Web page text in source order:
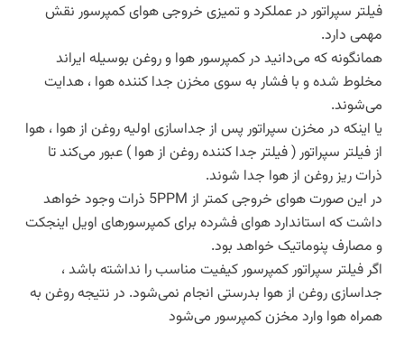
فیلتر سپراتور در عملکرد و تمیزی خروجی هوای کمپرسور نقش
مهمی دارد.
همانگونه که می‌دانید در کمپرسور هوا و روغن بوسیله ایراند
مخلوط شده و با فشار به سوی مخزن جدا کننده هوا ، هدایت
می‌شوند.
یا اینکه در مخزن سپراتور پس از جداسازی اولیه روغن از هوا ، هوا
از فیلتر سپراتور ( فیلتر جدا کننده روغن از هوا ) عبور می‌کند تا
ذرات ریز روغن از هوا جدا شوند.
در این صورت هوای خروجی کمتر از 5PPM ذرات وجود خواهد
داشت که استاندارد هوای فشرده برای کمپرسورهای اویل اینجکت
و مصارف پنوماتیک خواهد بود.
اگر فیلتر سپراتور کمپرسور کیفیت مناسب را نداشته باشد ،
جداسازی روغن از هوا بدرستی انجام نمی‌شود. در نتیجه روغن به
همراه هوا وارد مخزن کمپرسور می‌شود